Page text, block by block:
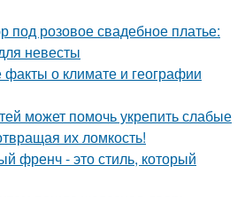
под розовое свадебное платье:
невесты
о климате и географии
может помочь укрепить слабые
их ломкость!
френч - это стиль, который